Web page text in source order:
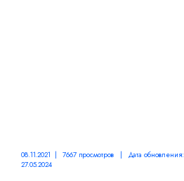
08.11.2021 | 7667 просмотров | Дата обновления:
27.05.2024